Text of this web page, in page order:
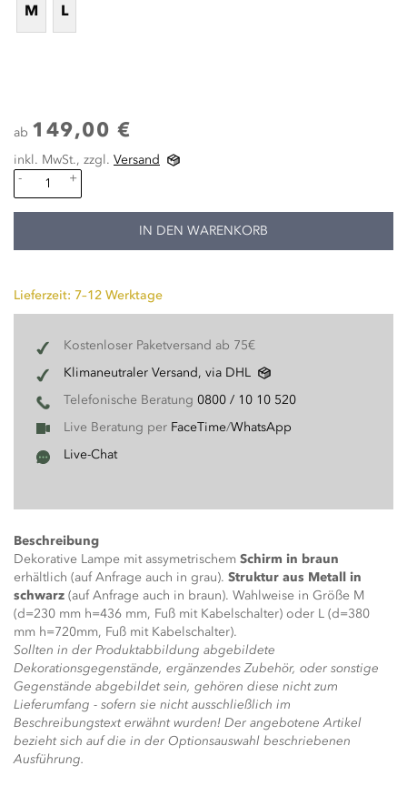
M L
ab 149,00 €
inkl. MwSt., zzgl. Versand
-
+
IN DEN WARENKORB
Lieferzeit: 7–12 Werktage
Kostenloser Paketversand ab 75€
Klimaneutraler Versand, via DHL
Telefonische Beratung 0800 / 10 10 520
Live Beratung per FaceTime/WhatsApp
Live-Chat
Beschreibung
Dekorative Lampe mit assymetrischem Schirm in braun
erhältlich (auf Anfrage auch in grau). Struktur aus Metall in
schwarz (auf Anfrage auch in braun). Wahlweise in Größe M
(d=230 mm h=436 mm, Fuß mit Kabelschalter) oder L (d=380
mm h=720mm, Fuß mit Kabelschalter).
Sollten in der Produktabbildung abgebildete
Dekorationsgegenstände, ergänzendes Zubehör, oder sonstige
Gegenstände abgebildet sein, gehören diese nicht zum
Lieferumfang - sofern sie nicht ausschließlich im
Beschreibungstext erwähnt wurden! Der angebotene Artikel
bezieht sich auf die in der Optionsauswahl beschriebenen
Ausführung.